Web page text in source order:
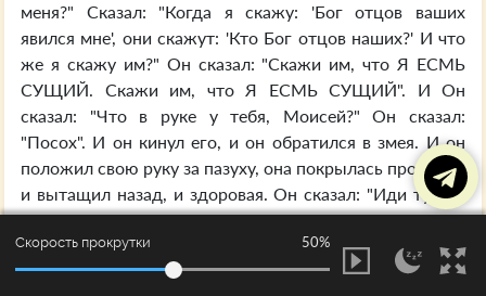
меня?" Сказал: "Когда я скажу: 'Бог отцов ваших
явился мне', они скажут: 'Кто Бог отцов наших?' И что
же я скажу им?" Он сказал: "Скажи им, что Я ЕСМЬ
СУЩИЙ. Скажи им, что Я ЕСМЬ СУЩИЙ". И Он
сказал: "Что в руке у тебя, Моисей?" Он сказал:
"Посох". И он кинул его, и он обратился в змея. И он
положил свою руку за пазуху, она покрылась проказой;
и вытащил назад, и здоровая. Он сказал: "Иди туда и
возьми эти знамения, и покажи их перед людьми, и это
будет подтверждением. По этим знамениям они
познают, что Я послал тебя для избавления". О-о, брат!
Скорость прокрутки 50%